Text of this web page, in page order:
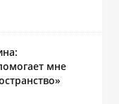
мне